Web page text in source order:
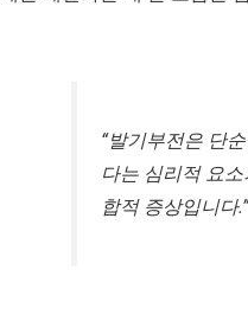
“발기부전은 단
다는 심리적 요
합적 증상입니다.”